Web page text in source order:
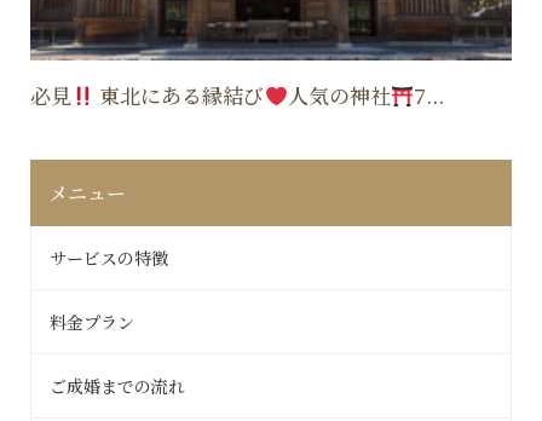
必見 東北にある縁結び 人気の神社 7...
メニュー
サービスの特徴
料金プラン
ご成婚までの流れ